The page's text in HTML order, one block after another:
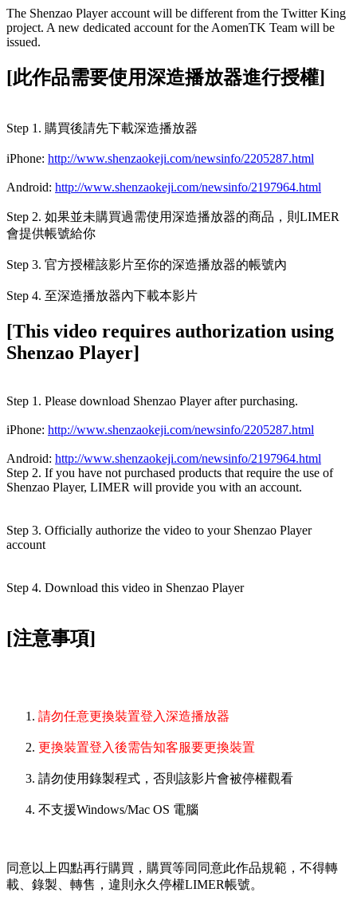
The Shenzao Player account will be different from the Twitter King
project. A new dedicated account for the AomenTK Team will be
issued.
[此作品需要使用深造播放器進行授權]
Step 1. 購買後請先下載深造播放器
iPhone: http://www.shenzaokeji.com/newsinfo/2205287.html
Android: http://www.shenzaokeji.com/newsinfo/2197964.html
Step 2. 如果並未購買過需使用深造播放器的商品，則LIMER
會提供帳號給你
Step 3. 官方授權該影片至你的深造播放器的帳號內
Step 4. 至深造播放器內下載本影片
[This video requires authorization using
Shenzao Player]
Step 1. Please download Shenzao Player after purchasing.
iPhone: http://www.shenzaokeji.com/newsinfo/2205287.html
Android: http://www.shenzaokeji.com/newsinfo/2197964.html
Step 2. If you have not purchased products that require the use of
Shenzao Player, LIMER will provide you with an account.
Step 3. Officially authorize the video to your Shenzao Player
account
Step 4. Download this video in Shenzao Player
[注意事項]
請勿任意更換裝置登入深造播放器
更換裝置登入後需告知客服要更換裝置
請勿使用錄製程式，否則該影片會被停權觀看
不支援Windows/Mac OS 電腦
同意以上四點再行購買，購買等同同意此作品規範，不得轉
載、錄製、轉售，違則永久停權LIMER帳號。